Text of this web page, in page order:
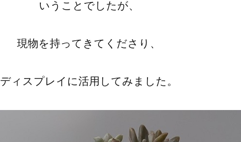
いうことでしたが、
現物を持ってきてくださり、
ディスプレイに活用してみました。